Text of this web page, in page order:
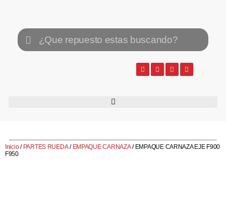
Inicio/ PARTES RUEDA/ EMPAQUE CARNAZA/ EMPAQUE CARNAZA EJE F900
F950